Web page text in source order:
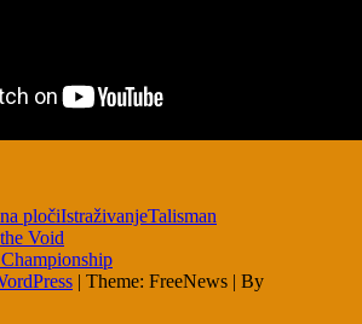
pločiIstraživanjeTalisman
Void
| Theme: FreeNews | By